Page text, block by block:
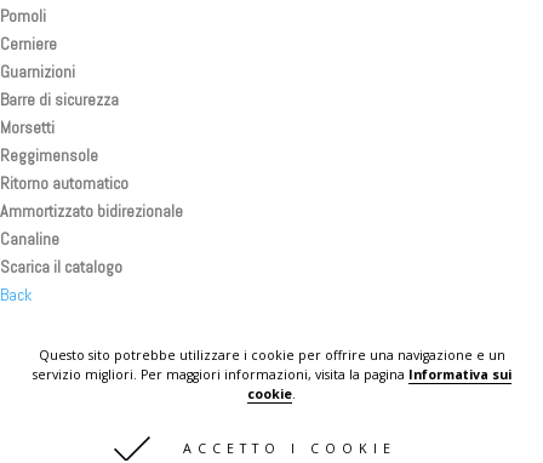
Questo sito potrebbe utilizzare i cookie per offrire una navigazione e un
servizio migliori. Per maggiori informazioni, visita la pagina Informativa sui
cookie.
ACCETTO I COOKIE
Pomoli
Cerniere
Guarnizioni
Barre di sicurezza
Morsetti
Reggimensole
Ritorno automatico
Ammortizzato bidirezionale
Canaline
Scarica il catalogo
Back
KOMPLAST IN THE WORLD